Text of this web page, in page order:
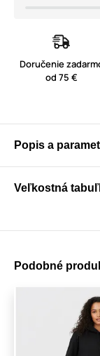
Doručenie
od 75 €
Popis a
Veľkostná
Podobné